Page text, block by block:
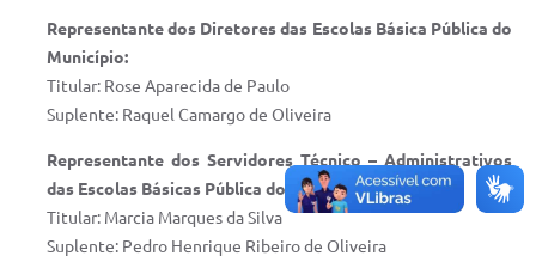
Representante dos Diretores das Escolas Básica Pública do
Município:
Titular: Rose Aparecida de Paulo
Suplente: Raquel Camargo de Oliveira
Representante dos Servidores Técnico – Administrativos
das Escolas Básicas Pública do Município:
Titular: Marcia Marques da Silva
Suplente: Pedro Henrique Ribeiro de Oliveira